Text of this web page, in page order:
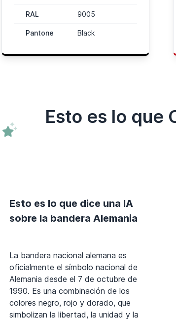
RAL 9005
Pantone Black
Esto es lo que
Esto es lo que dice una IA
sobre la bandera Alemania
La bandera nacional alemana es
oficialmente el símbolo nacional de
Alemania desde el 7 de octubre de
1990. Es una combinación de los
colores negro, rojo y dorado, que
simbolizan la libertad, la unidad y la